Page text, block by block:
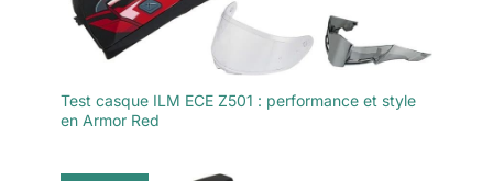
Test casque ILM ECE Z501 : performance et style
en Armor Red